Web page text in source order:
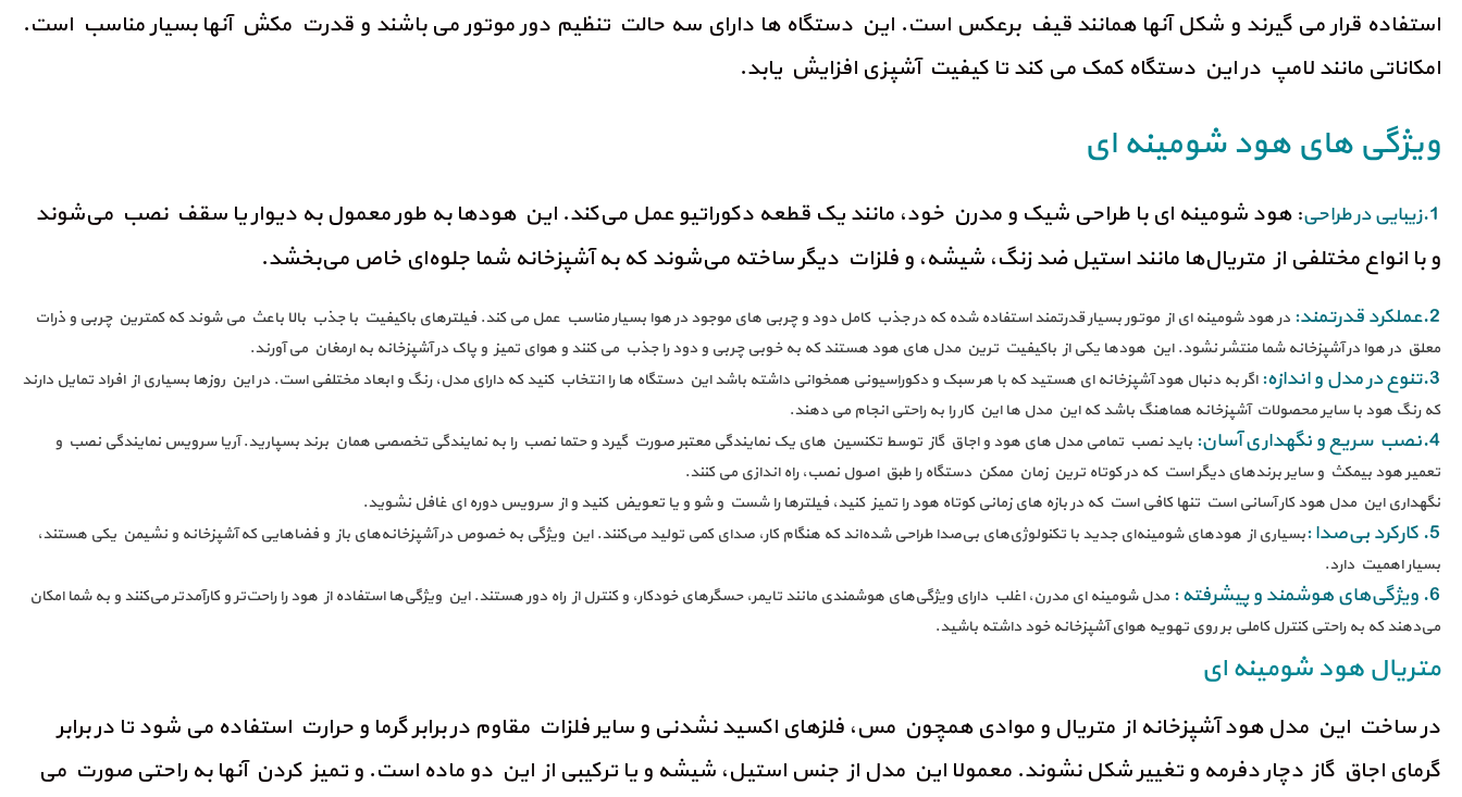
استفاده قرار می گیرند و شکل آنها همانند قیف برعکس است. این دستگاه ها دارای سه حالت تنظیم دور موتور می باشند و قدرت مکش آنها بسیار مناسب است.
امکاناتی مانند لامپ در این دستگاه کمک می کند تا کیفیت آشپزی افزایش یابد.
ویژگی های هود شومینه ای
1.زیبایی در طراحی
: هود شومینه‌ ای با طراحی شیک و مدرن خود، مانند یک قطعه دکوراتیو عمل می‌کند. این هودها به طور معمول به دیوار یا سقف نصب می‌شوند
و با انواع مختلفی از متریال‌ها مانند استیل ضد زنگ، شیشه، و فلزات دیگر ساخته می‌شوند که به آشپزخانه شما جلوه‌ای خاص می‌بخشد.
2.عملکرد قدرتمند:
در هود شومینه ای از موتور بسیار قدرتمند استفاده شده که در جذب کامل دود و چربی های موجود در هوا بسیار مناسب عمل می کند. فیلترهای باکیفیت با جذب بالا باعث می شوند که کمترین چربی و ذرات
معلق در هوا در آشپزخانه شما منتشر نشود. این هودها یکی از باکیفیت ترین مدل های هود هستند که به خوبی چربی و دود را جذب می کنند و هوای تمیز و پاک در آشپزخانه به ارمغان می آورند.
3.تنوع در مدل و اندازه:
اگر به دنبال هود آشپزخانه ای هستید که با هر سبک و دکوراسیونی همخوانی داشته باشد این دستگاه ها را انتخاب کنید که دارای مدل، رنگ و ابعاد مختلفی است. در این روزها بسیاری از افراد تمایل دارند
که رنگ هود با سایر محصولات آشپزخانه هماهنگ باشد که این مدل ها این کار را به راحتی انجام می دهند.
4.نصب سریع و نگهداری آسان:
باید نصب تمامی مدل های هود و اجاق گاز توسط تکنسین های یک نمایندگی معتبر صورت گیرد و حتما نصب را به نمایندگی تخصصی همان برند بسپارید. آریا سرویس نمایندگی نصب و
تعمیر هود بیمکث و سایر برندهای دیگر است که در کوتاه ترین زمان ممکن دستگاه را طبق اصول نصب، راه اندازی می کنند.
نگهداری این مدل هود کار آسانی است تنها کافی است که در بازه های زمانی کوتاه هود را تمیز کنید، فیلترها را شست و شو و یا تعویض کنید و از سرویس دوره ای غافل نشوید.
5. کارکرد بی‌صدا :
بسیاری از هودهای شومینه‌ای جدید با تکنولوژی‌های بی‌صدا طراحی شده‌اند که هنگام کار، صدای کمی تولید می‌کنند. این ویژگی به خصوص در آشپزخانه‌های باز و فضاهایی که آشپزخانه و نشیمن یکی هستند،
بسیار اهمیت دارد.
6. ویژگی‌های هوشمند و پیشرفته :
مدل شومینه ای مدرن، اغلب دارای ویژگی‌های هوشمندی مانند تایمر، حسگرهای خودکار، و کنترل از راه دور هستند. این ویژگی‌ها استفاده از هود را راحت‌تر و کارآمدتر می‌کنند و به شما امکان
می‌دهند که به راحتی کنترل کاملی بر روی تهویه هوای آشپزخانه خود داشته باشید.
متریال هود شومینه ای
در ساخت این مدل هود آشپزخانه از متریال و موادی همچون مس، فلزهای اکسید نشدنی و سایر فلزات مقاوم در برابر گرما و حرارت استفاده می شود تا در برابر
گرمای اجاق گاز دچار دفرمه و تغییر شکل نشوند. معمولا این مدل از جنس استیل، شیشه و یا ترکیبی از این دو ماده است. و تمیز کردن آنها به راحتی صورت می